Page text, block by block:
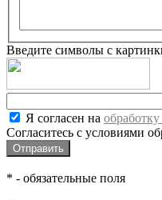
Введите символы с
Я согласен на
Согласитесь с условиями
* - обязательные поля